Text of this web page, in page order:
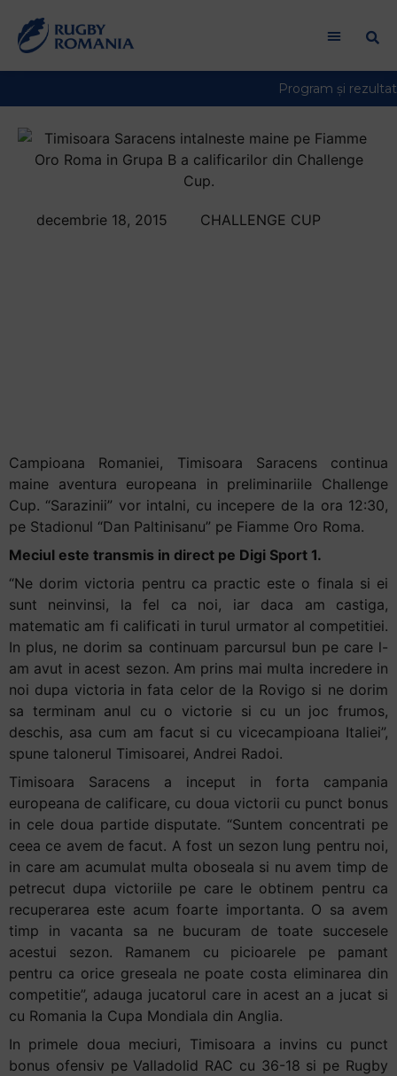
in
screen
reader.
This
shortcut
activates
the
reader
to
help
you
navigate
and
interact
with
the
content.
decembrie 18, 2015 CHALLENGE CUP
Campioana Romaniei, Timisoara Saracens continua
maine aventura europeana in preliminariile Challenge
Cup. “Sarazinii” vor intalni, cu incepere de la ora 12:30,
pe Stadionul “Dan Paltinisanu” pe Fiamme Oro Roma.
Meciul este transmis in direct pe Digi Sport 1.
“Ne dorim victoria pentru ca practic este o finala si ei
sunt neinvinsi, la fel ca noi, iar daca am castiga,
matematic am fi calificati in turul urmator al competitiei.
In plus, ne dorim sa continuam parcursul bun pe care l-
am avut in acest sezon. Am prins mai multa incredere in
noi dupa victoria in fata celor de la Rovigo si ne dorim
sa terminam anul cu o victorie si cu un joc frumos,
deschis, asa cum am facut si cu vicecampioana Italiei”,
spune talonerul Timisoarei, Andrei Radoi.
Timisoara Saracens a inceput in forta campania
europeana de calificare, cu doua victorii cu punct bonus
in cele doua partide disputate. “Suntem concentrati pe
ceea ce avem de facut. A fost un sezon lung pentru noi,
in care am acumulat multa oboseala si nu avem timp de
petrecut dupa victoriile pe care le obtinem pentru ca
recuperarea este acum foarte importanta. O sa avem
timp in vacanta sa ne bucuram de toate succesele
acestui sezon. Ramanem cu picioarele pe pamant
pentru ca orice greseala ne poate costa eliminarea din
competitie”, adauga jucatorul care in acest an a jucat si
cu Romania la Cupa Mondiala din Anglia.
In primele doua meciuri, Timisoara a invins cu punct
bonus ofensiv pe Valladolid RAC cu 36-18 si pe Rugby